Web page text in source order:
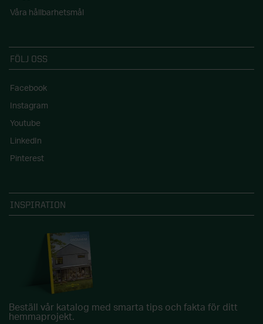
Våra hållbarhetsmål
FÖLJ OSS
Facebook
Instagram
Youtube
LinkedIn
Pinterest
INSPIRATION
Beställ vår katalog med smarta tips och fakta för ditt
hemmaprojekt.